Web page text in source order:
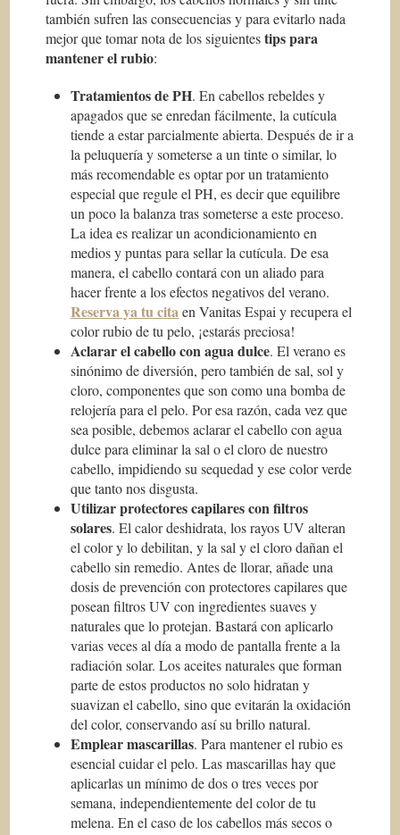
también sufren las consecuencias y para evitarlo nada
mejor que tomar nota de los siguientestips para
mantener el rubio:
Tratamientos de PH. En cabellos rebeldes y
apagados que se enredan fácilmente, la cutícula
tiende a estar parcialmente abierta. Después de ir a
la peluquería y someterse a un tinte o similar, lo
más recomendable es optar por un tratamiento
especial que regule el PH, es decir que equilibre
un poco la balanza tras someterse a este proceso.
La idea es realizar un acondicionamiento en
medios y puntas para sellar la cutícula. De esa
manera, el cabello contará con un aliado para
hacer frente a los efectos negativos del verano.
Reserva ya tu cita en Vanitas Espai y recupera el
color rubio de tu pelo, ¡estarás preciosa!
Aclarar el cabello con agua dulce. El verano es
sinónimo de diversión, pero también de sal, sol y
cloro, componentes que son como una bomba de
relojería para el pelo. Por esa razón, cada vez que
sea posible, debemos aclarar el cabello con agua
dulce para eliminar la sal o el cloro de nuestro
cabello, impidiendo su sequedad y ese color verde
que tanto nos disgusta.
Utilizar protectores capilares con filtros
solares. El calor deshidrata, los rayos UV alteran
el color y lo debilitan, y la sal y el cloro dañan el
cabello sin remedio. Antes de llorar, añade una
dosis de prevención con protectores capilares que
posean filtros UV con ingredientes suaves y
naturales que lo protejan. Bastará con aplicarlo
varias veces al día a modo de pantalla frente a la
radiación solar. Los aceites naturales que forman
parte de estos productos no solo hidratan y
suavizan el cabello, sino que evitarán la oxidación
del color, conservando así su brillo natural.
Emplear mascarillas. Para mantener el rubio es
esencial cuidar el pelo. Las mascarillas hay que
aplicarlas un mínimo de dos o tres veces por
semana, independientemente del color de tu
melena. En el caso de los cabellos más secos o